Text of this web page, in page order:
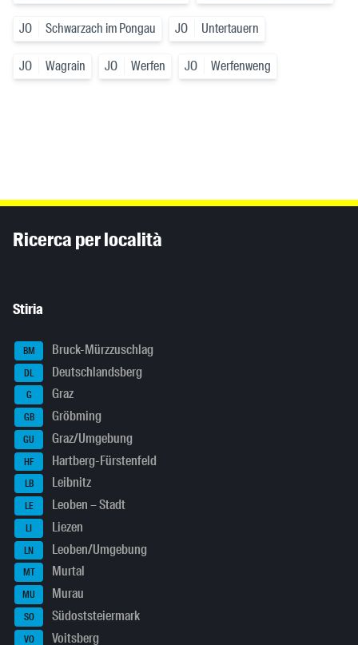
JO Schwarzach im Pongau JO Untertauern
JO Wagrain JO Werfen JO Werfenweng
Ricerca per località
Stiria
BM Bruck-Mürzzuschlag
DL Deutschlandsberg
G Graz
GB Gröbming
GU Graz/Umgebung
HF Hartberg-Fürstenfeld
LB Leibnitz
LE Leoben – Stadt
LI Liezen
LN Leoben/Umgebung
MT Murtal
MU Murau
SO Südoststeiermark
VO Voitsberg